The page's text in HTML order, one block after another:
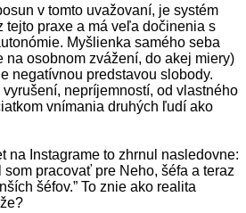
v tomto uvažovaní, je systém
tejto praxe a má veľa dočinenia s
Myšlienka samého seba
na osobnom zvážení, do akej miery)
negatívnou predstavou slobody.
nepríjemností, od vlastného
vnímania druhých ľudí ako
na Instagrame to zhrnul nasledovne:
som pracovať pre Neho, šéfa a teraz
šéfov.” To znie ako realita